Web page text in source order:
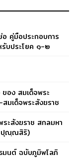
คู่มือประกอบการ
รับประโยค ๑-๒
อง สมเด็จพระ
มเด็จพระสังฆราช
ระสังฆราช สกลมหา
ปุณฺณสิริ)
มนต์ ฉบับภูมิพโลภิ